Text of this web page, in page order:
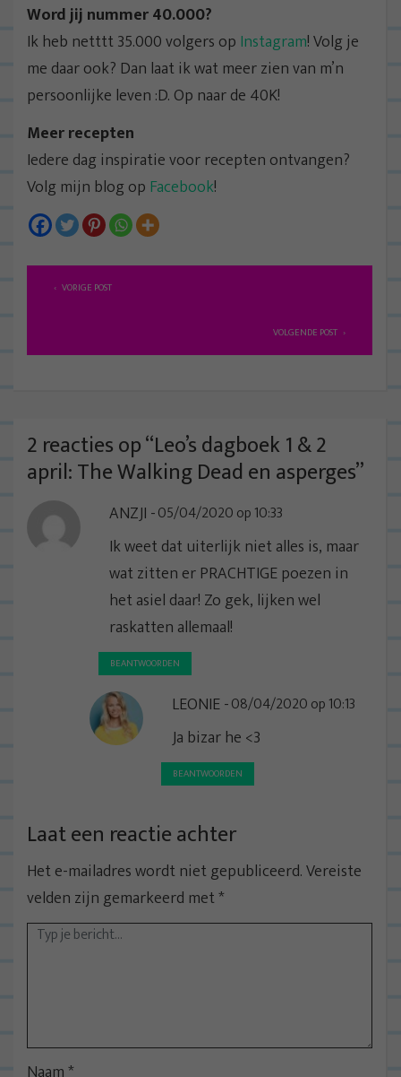
Word jij nummer 40.000?
Ik heb netttt 35.000 volgers op Instagram! Volg je
me daar ook? Dan laat ik wat meer zien van m’n
persoonlijke leven :D. Op naar de 40K!
Meer recepten
Iedere dag inspiratie voor recepten ontvangen?
Volg mijn blog op Facebook!
B
i
t
n
v
i
VORIGE POST
VOLGENDE POST
2 reacties op “Leo’s dagboek 1 & 2
april: The Walking Dead en asperges”
ANZJI 05/04/2020 op 10:33
Ik weet dat uiterlijk niet alles is, maar
wat zitten er PRACHTIGE poezen in
het asiel daar! Zo gek, lijken wel
raskatten allemaal!
BEANTWOORDEN
LEONIE 08/04/2020 op 10:13
Ja bizar he <3
BEANTWOORDEN
Laat een reactie achter
Het e-mailadres wordt niet gepubliceerd.Vereiste
velden zijn gemarkeerd met*